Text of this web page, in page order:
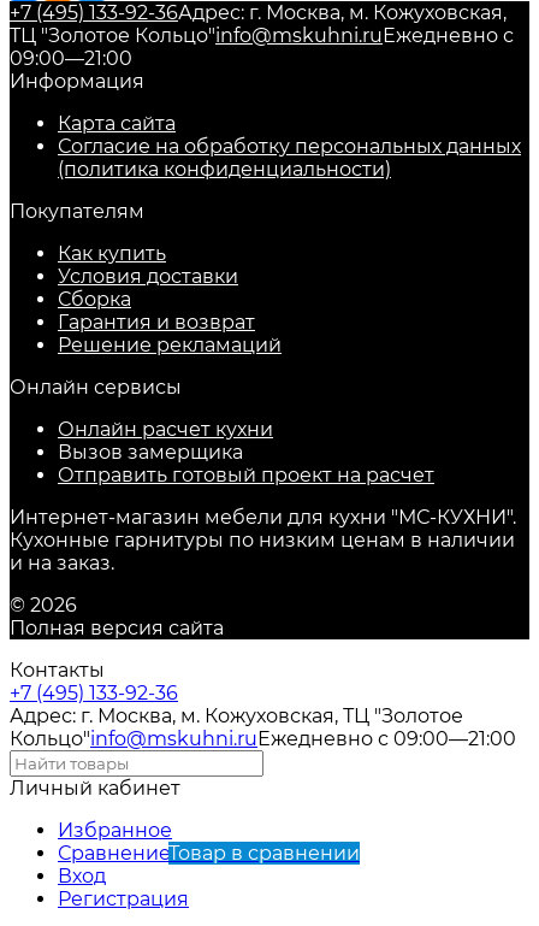
+7 (495) 133-92-36Адрес: г. Москва, м. Кожуховская,
ТЦ "Золотое Кольцо"info@mskuhni.ru Ежедневно с
09:00—21:00
Информация
Карта сайта
Согласие на обработку персональных данных
(политика конфиденциальности)
Покупателям
Как купить
Условия доставки
Сборка
Гарантия и возврат
Решение рекламаций
Онлайн сервисы
Онлайн расчет кухни
Вызов замерщика
Отправить готовый проект на расчет
Интернет-магазин мебели для кухни "МС-КУХНИ".
Кухонные гарнитуры по низким ценам в наличии
и на заказ.
© 2026
Полная версия сайта
Контакты
+7 (495) 133-92-36
Адрес: г. Москва, м. Кожуховская, ТЦ "Золотое
Кольцо"info@mskuhni.ru Ежедневно с 09:00—21:00
Личный кабинет
Избранное
СравнениеТовар в сравнении
Вход
Регистрация